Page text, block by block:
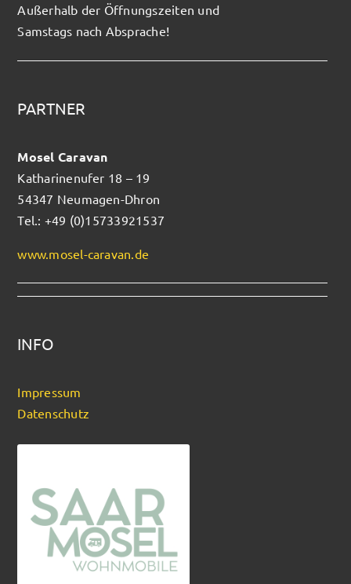
Außerhalb der Öffnungszeiten und
Samstags nach Absprache!
PARTNER
Mosel Caravan
Katharinenufer 18 – 19
54347 Neumagen-Dhron
Tel.: +49 (0)15733921537
www.mosel-caravan.de
INFO
Impressum
Datenschutz